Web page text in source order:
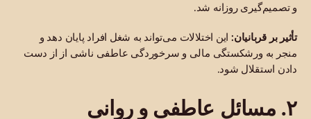
و تصمیم‌گیری روزانه شد.
تأثیر بر قربانیان:این اختلالات می‌تواند به شغل افراد پایان دهد و
منجر به ورشکستگی مالی و سرخوردگی عاطفی ناشی از از دست
دادن استقلال شود.
۲. مسائل عاطفی و روانی